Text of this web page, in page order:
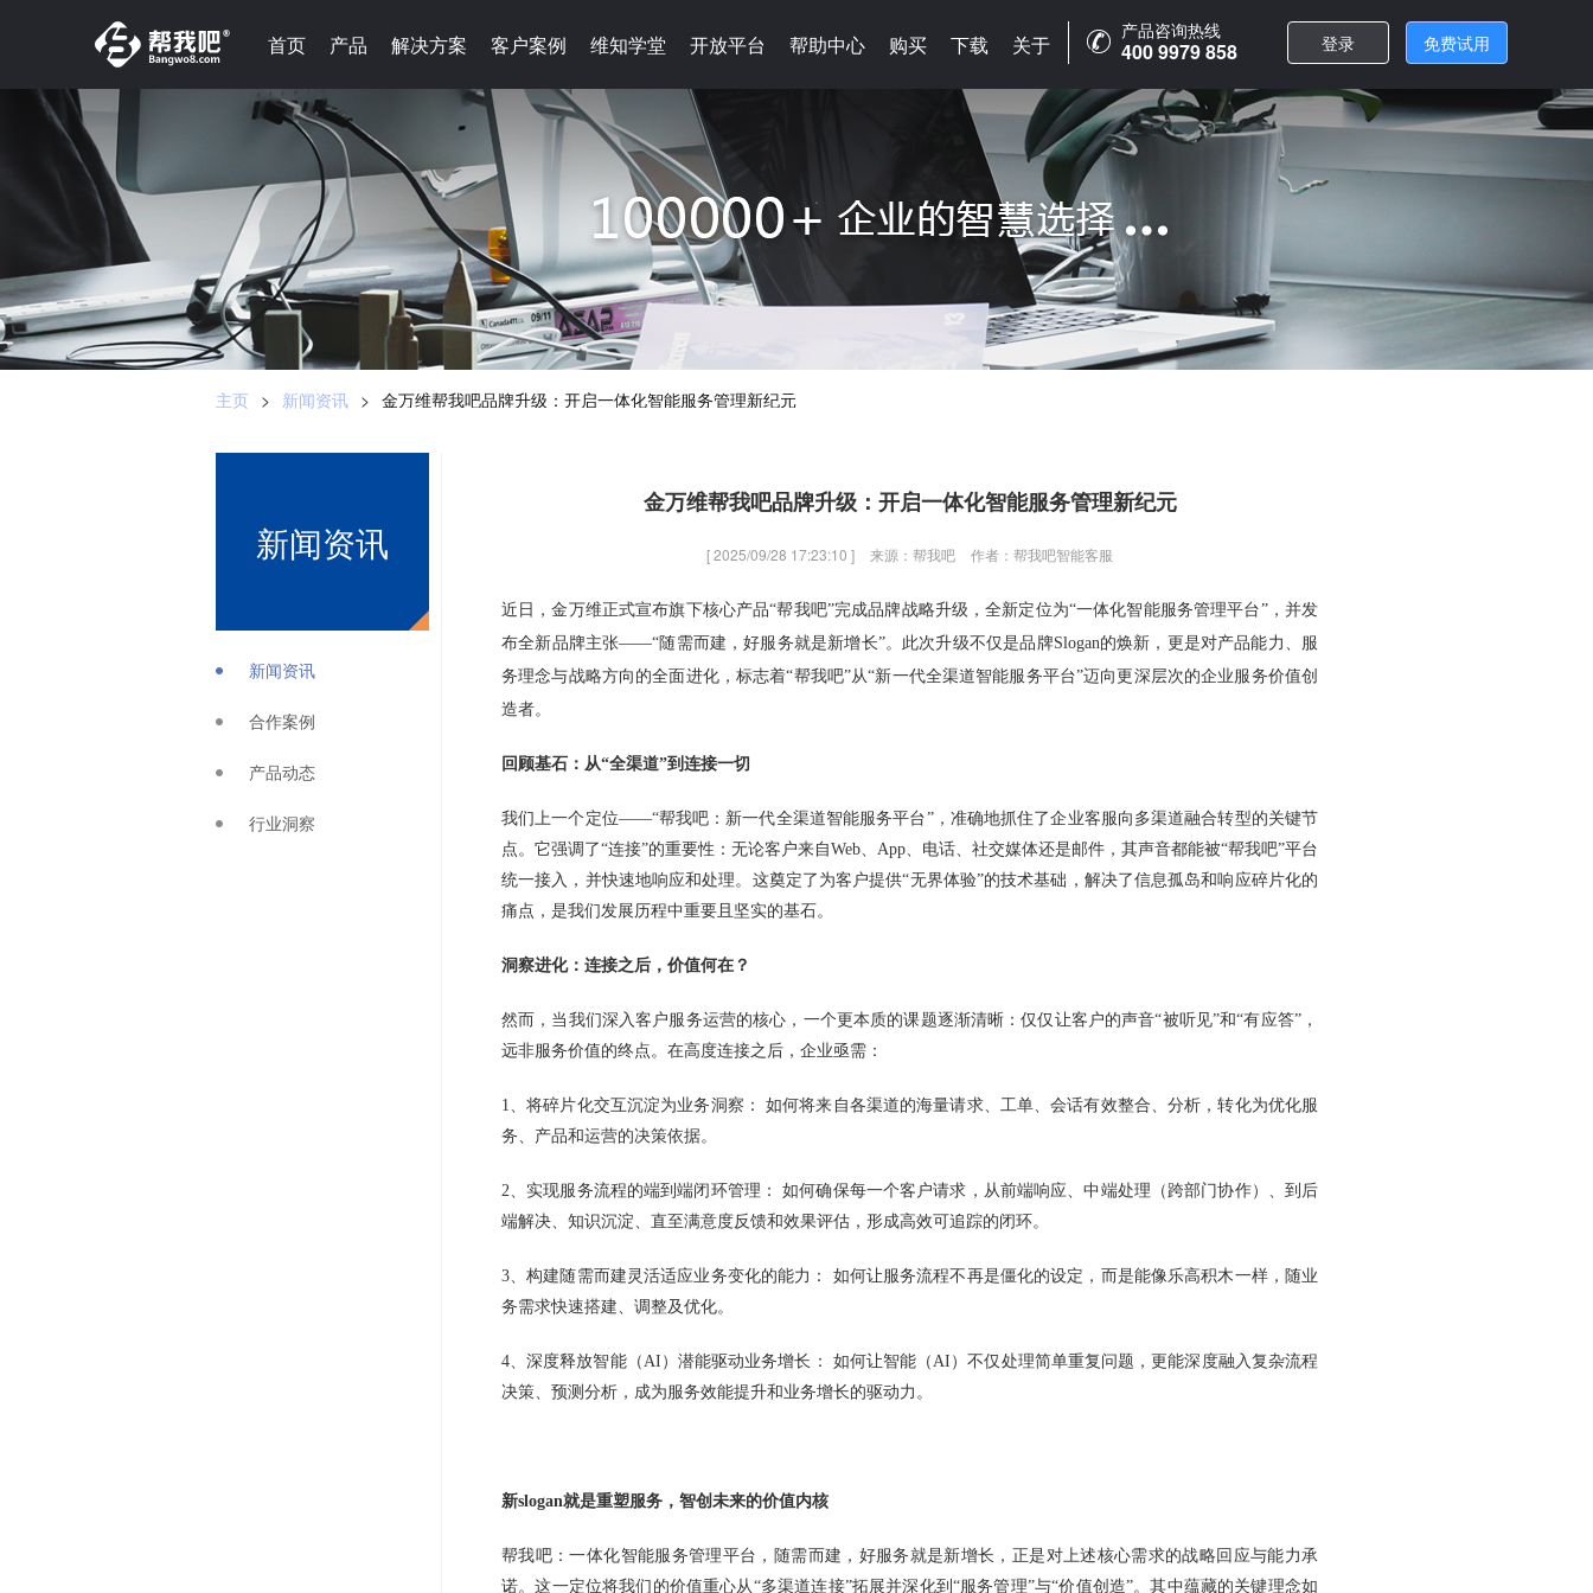
首页 产品 解决方案 客户案例 维知学堂 开放平台 帮助中心 购买 下载 关于
产品咨询热线
400 9979 858 登录 免费试用
首页 产品 解决方案 客户案例 维知学堂 开放平台 帮助中心 购买 下载 关于
产品咨询热线
400 9979 858 登录 免费试用
主页 > 新闻资讯 > 金万维帮我吧品牌升级：开启一体化智能服务管理新纪元
新闻资讯
新闻资讯
合作案例
产品动态
行业洞察
金万维帮我吧品牌升级：开启一体化智能服务管理新纪元
[ 2025/09/28 17:23:10 ] 来源：帮我吧 作者：帮我吧智能客服
近日，金万维正式宣布旗下核心产品“帮我吧”完成品牌战略升级，全新定位为“一体化智能服务管理平台”，并发
布全新品牌主张——“随需而建，好服务就是新增长”。此次升级不仅是品牌Slogan的焕新，更是对产品能力、服
务理念与战略方向的全面进化，标志着“帮我吧”从“新一代全渠道智能服务平台”迈向更深层次的企业服务价值创
造者。
回顾基石：从“全渠道”到连接一切
我们上一个定位——“帮我吧：新一代全渠道智能服务平台”，准确地抓住了企业客服向多渠道融合转型的关键节
点。它强调了“连接”的重要性：无论客户来自Web、App、电话、社交媒体还是邮件，其声音都能被“帮我吧”平台
统一接入，并快速地响应和处理。这奠定了为客户提供“无界体验”的技术基础，解决了信息孤岛和响应碎片化的
痛点，是我们发展历程中重要且坚实的基石。
洞察进化：连接之后，价值何在？
然而，当我们深入客户服务运营的核心，一个更本质的课题逐渐清晰：仅仅让客户的声音“被听见”和“有应答”，
远非服务价值的终点。在高度连接之后，企业亟需：
1、将碎片化交互沉淀为业务洞察： 如何将来自各渠道的海量请求、工单、会话有效整合、分析，转化为优化服
务、产品和运营的决策依据。
2、实现服务流程的端到端闭环管理： 如何确保每一个客户请求，从前端响应、中端处理（跨部门协作）、到后
端解决、知识沉淀、直至满意度反馈和效果评估，形成高效可追踪的闭环。
3、构建随需而建灵活适应业务变化的能力： 如何让服务流程不再是僵化的设定，而是能像乐高积木一样，随业
务需求快速搭建、调整及优化。
4、深度释放智能（AI）潜能驱动业务增长： 如何让智能（AI）不仅处理简单重复问题，更能深度融入复杂流程
决策、预测分析，成为服务效能提升和业务增长的驱动力。
新slogan就是重塑服务，智创未来的价值内核
帮我吧：一体化智能服务管理平台，随需而建，好服务就是新增长，正是对上述核心需求的战略回应与能力承
诺。这一定位将我们的价值重心从“多渠道连接”拓展并深化到“服务管理”与“价值创造”。其中蕴藏的关键理念如